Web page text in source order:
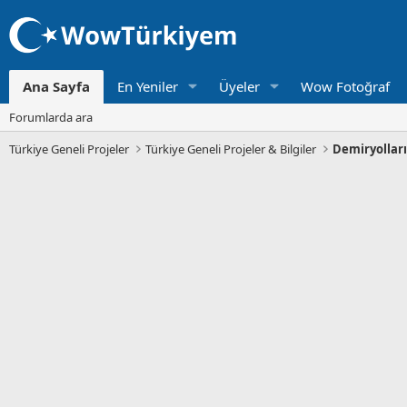
Ana Sayfa En Yeniler Üyeler Wow Fotoğraf
Forumlarda ara
Türkiye Geneli Projeler
Türkiye Geneli Projeler & Bilgiler Demiryolları